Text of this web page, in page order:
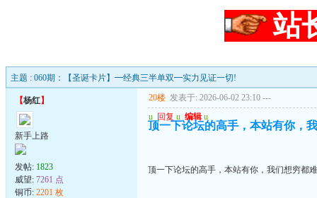
站
主题 : 060期：【圣诞卡片】━经典三半单双━实力见证一切!
【杨红】
新手上路
发帖: 1823
威望: 7261 点
铜币: 2201 枚
20楼 发表于: 2026-06-02 23:10 ---
u 回复 u 编辑 u
顶一下论坛的高手，本站有你，
顶一下论坛的高手，本站有你，我们想穷都